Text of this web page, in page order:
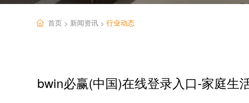
首页 > 新闻资讯 > 行业动态
bwin必赢(中国)在线登录入口-家庭生